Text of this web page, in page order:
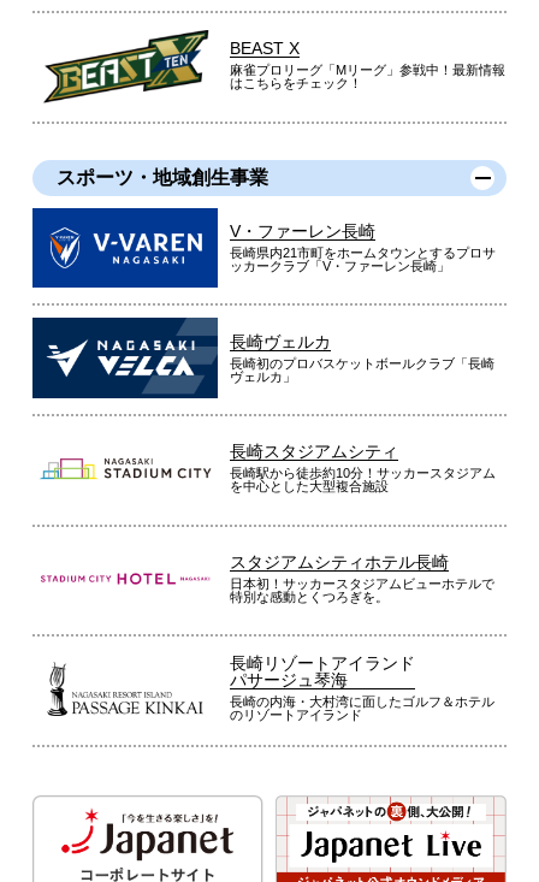
BEAST X
麻雀プロリーグ「Mリーグ」参戦中！最新情報
はこちらをチェック！
スポーツ・地域創生事業
V・ファーレン長崎
長崎県内21市町をホームタウンとするプロサ
ッカークラブ「V・ファーレン長崎」
長崎ヴェルカ
長崎初のプロバスケットボールクラブ「長崎
ヴェルカ」
長崎スタジアムシティ
長崎駅から徒歩約10分！サッカースタジアム
を中心とした大型複合施設
スタジアムシティホテル長崎
日本初！サッカースタジアムビューホテルで
特別な感動とくつろぎを。
長崎リゾートアイランド
パサージュ琴海
長崎の内海・大村湾に面したゴルフ＆ホテル
のリゾートアイランド